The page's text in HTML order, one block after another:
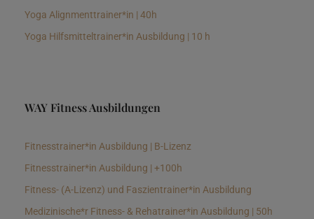
Yoga Alignmenttrainer*in | 40h
Yoga Hilfsmitteltrainer*in Ausbildung | 10 h
WAY Fitness Ausbildungen
Fitnesstrainer*in Ausbildung | B-Lizenz
Fitnesstrainer*in Ausbildung | +100h
Fitness- (A-Lizenz) und Faszientrainer*in Ausbildung
Medizinische*r Fitness- & Rehatrainer*in Ausbildung | 50h